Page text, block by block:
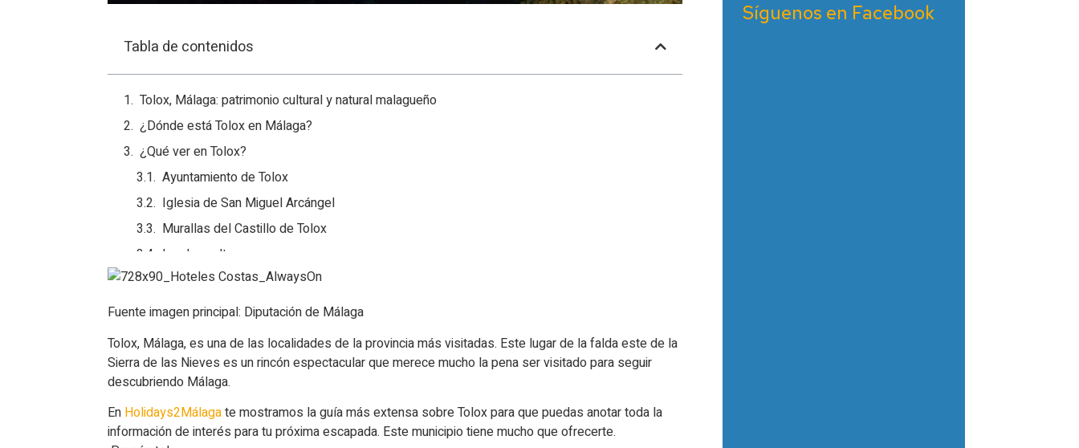
Tabla de contenidos
Tolox, Málaga: patrimonio cultural y natural malagueño
¿Dónde está Tolox en Málaga​?
¿Qué ver en Tolox?
Ayuntamiento de Tolox
Iglesia de San Miguel Arcángel
Murallas del Castillo de Tolox
La plaza alta
Casa del Hidalgo Fernández Villamor
Paseo de la Alfaguara
¿Qué hacer en Tolox?
Casa Museo de Artes Populares
Barranco de la Rejía
Salto de la Rejía
Fuente imagen principal: Diputación de Málaga
Tolox, Málaga, es una de las localidades de la provincia más visitadas. Este lugar de la falda este de la
Sierra de las Nieves es un rincón espectacular que merece mucho la pena ser visitado para seguir
descubriendo Málaga.
En Holidays2Málagate mostramos la guía más extensa sobre Tolox para que puedas anotar toda la
información de interés para tu próxima escapada. Este municipio tiene mucho que ofrecerte.
Síguenos en Facebook